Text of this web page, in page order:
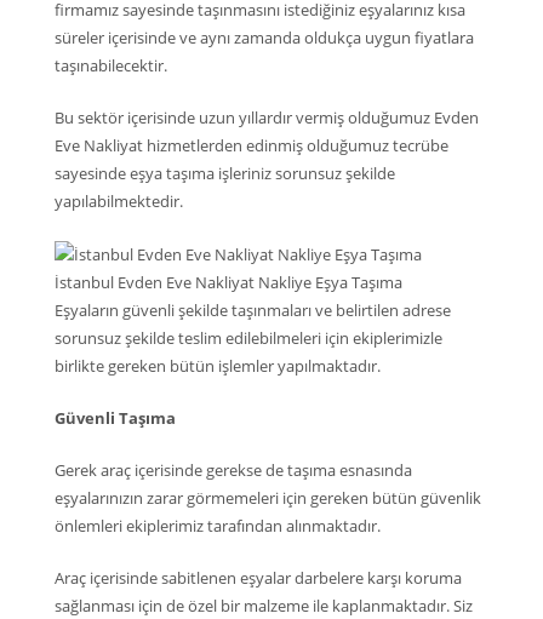
firmamız sayesinde taşınmasını istediğiniz eşyalarınız kısa
süreler içerisinde ve aynı zamanda oldukça uygun fiyatlara
taşınabilecektir.
Bu sektör içerisinde uzun yıllardır vermiş olduğumuz Evden
Eve Nakliyat hizmetlerden edinmiş olduğumuz tecrübe
sayesinde eşya taşıma işleriniz sorunsuz şekilde
yapılabilmektedir.
İstanbul Evden Eve Nakliyat Nakliye Eşya Taşıma
Eşyaların güvenli şekilde taşınmaları ve belirtilen adrese
sorunsuz şekilde teslim edilebilmeleri için ekiplerimizle
birlikte gereken bütün işlemler yapılmaktadır.
Güvenli Taşıma
Gerek araç içerisinde gerekse de taşıma esnasında
eşyalarınızın zarar görmemeleri için gereken bütün güvenlik
önlemleri ekiplerimiz tarafından alınmaktadır.
Araç içerisinde sabitlenen eşyalar darbelere karşı koruma
sağlanması için de özel bir malzeme ile kaplanmaktadır. Siz